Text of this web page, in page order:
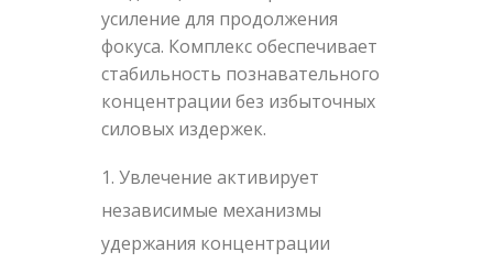
усиление для продолжения
фокуса. Комплекс обеспечивает
стабильность познавательного
концентрации без избыточных
силовых издержек.
Увлечение активирует
независимые механизмы
удержания концентрации